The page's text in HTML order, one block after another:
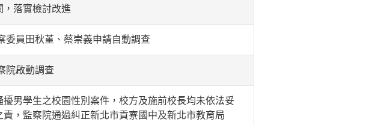
，落實檢討改進
委員田秋堇、蔡崇義申請自動調查
院啟動調查
男學生之校園性別案件，校方及施前校長均未依法妥
，監察院通過糾正新北市貢寮國中及新北市教育局